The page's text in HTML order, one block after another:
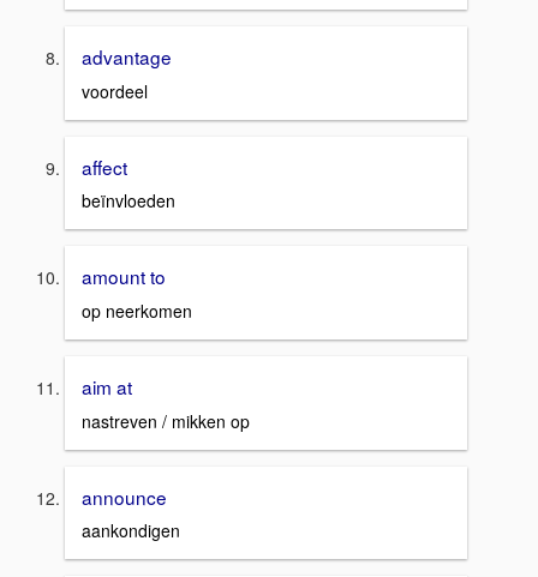
advantage
voordeel
affect
beïnvloeden
amount to
op neerkomen
aim at
nastreven / mikken op
announce
aankondigen